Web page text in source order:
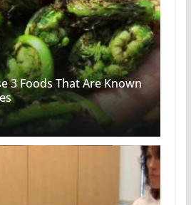
3 Foods That Are Known